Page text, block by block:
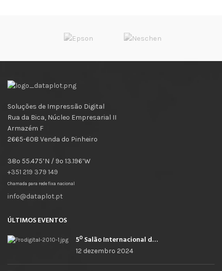
Soluções de Impressão Digital
Rua da Bica, Núcleo Empresarial II
Armazém F
2665-608 Venda do Pinheiro
38º 55.475’N / 9º 13.196’W
+351 219 379 149
Chamada para rede fixa nacional
info@dataplot.pt
ÚLTIMOS EVENTOS
5º Salão Internacional de Impressão, Imagem, Comunicação Digital e Têxtil Promocional
12 dezembro 2024